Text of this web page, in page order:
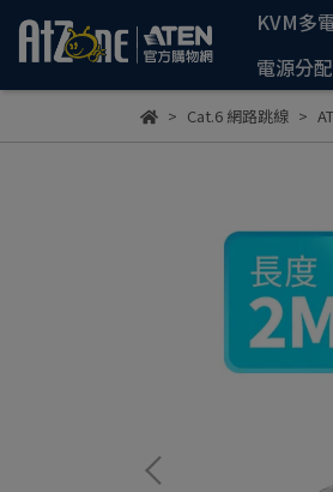
KVM多
電源分配
Cat.6 網路跳線